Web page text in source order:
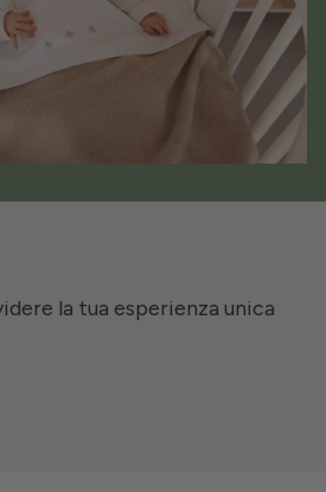
la tua esperienza unica